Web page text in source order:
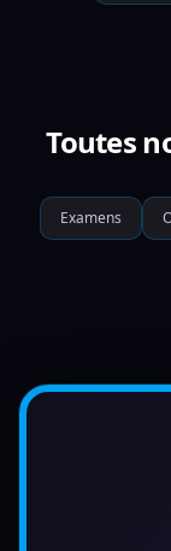
Toutes
Examens